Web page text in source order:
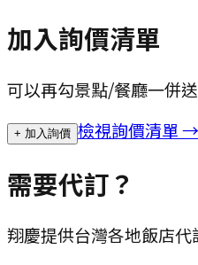
加入詢價清單
可以再勾景點/餐廳一併
+ 加入詢價 檢視詢價清單 →
需要代訂？
翔慶提供台灣各地飯店